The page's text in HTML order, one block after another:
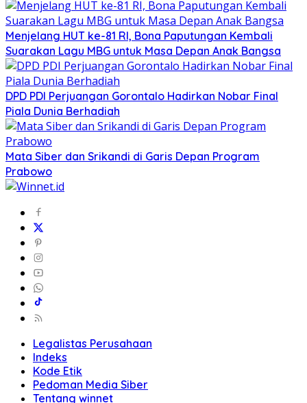
Menjelang HUT ke-81 RI, Bona Paputungan Kembali
Suarakan Lagu MBG untuk Masa Depan Anak Bangsa
DPD PDI Perjuangan Gorontalo Hadirkan Nobar Final
Piala Dunia Berhadiah
Mata Siber dan Srikandi di Garis Depan Program
Prabowo
Legalistas Perusahaan
Indeks
Kode Etik
Pedoman Media Siber
Tentang winnet